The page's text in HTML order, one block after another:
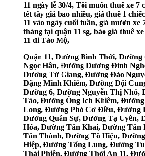
11 ngày lễ 30/4, Tôi muốn thuê xe 7
tết tây giá bao nhiêu, giá thuê 1
11 vào ngày cuối tuần, giá mướn xe
tháng tại quận 11 sg, báo giá thuê
11 đi Tảo Mộ,
Quận 11, Đường Bình Thới, Đường
Ngọc Hân, Đường Dương Đình
Dương Tử Giang, Đường Đào
Đặng Minh Khiêm, Đường Đội
Đường 6, Đường Nguyễn Thị Nhỏ,
Tảo, Đường Ông Ích Khiêm,
Long, Đường Phó Cơ Điều, Đường
Đường Quân Sự, Đường Tạ Uyên,
Hóa, Đường Tân Khai, Đường Tân
Tân Thành, Đường Tô Hiệu,
Hiệp, Đường Tổng Lung, Đường
Thái Phiên, Đường Thới An 11,